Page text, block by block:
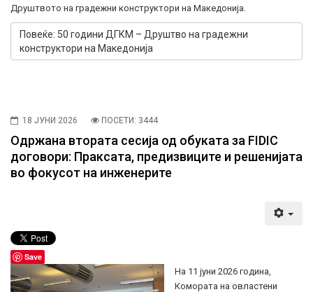
Друштвото на градежни конструктори на Македонија.
Повеќе: 50 години ДГКМ – Друштво на градежни
конструктори на Македонија
18 ЈУНИ 2026 ПОСЕТИ: 3444
Одржана втората сесија од обуката за FIDIC
договори: Праксата, предизвиците и решенијата
во фокусот на инженерите
Save
На 11 јуни 2026 година,
Комората на овластени